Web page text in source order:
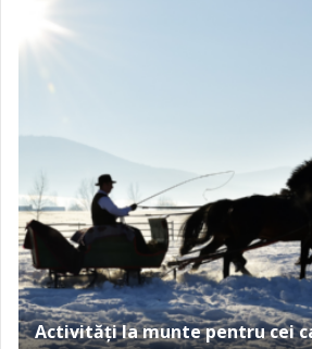
Activități la munte pentru cei